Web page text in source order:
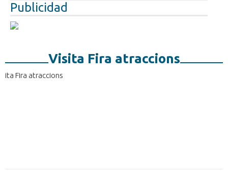
Publicidad
Visita Fira atraccions